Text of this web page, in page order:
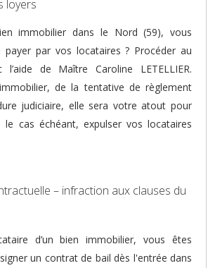
loyers
immobilier dans le Nord (59), vous
par vos locataires ? Procéder au
l’aide de Maître Caroline LETELLIER.
de la tentative de règlement
judiciaire, elle sera votre atout pour
cas échéant, expulser vos locataires
– infraction aux clauses du
d’un bien immobilier, vous êtes
un contrat de bail dès l'entrée dans